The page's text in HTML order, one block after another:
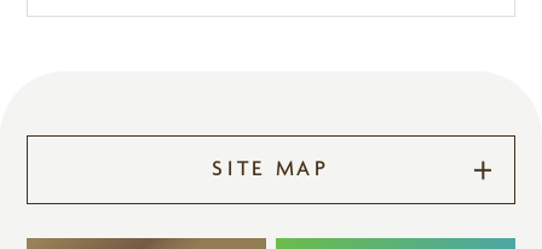
SITE MAP